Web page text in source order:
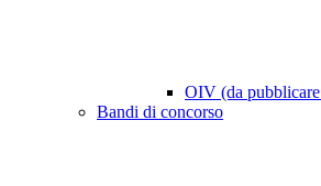
OIV (da
Bandi di concorso